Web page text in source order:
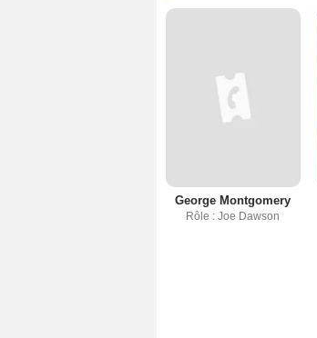
George Montgomery
Rôle : Joe Dawson